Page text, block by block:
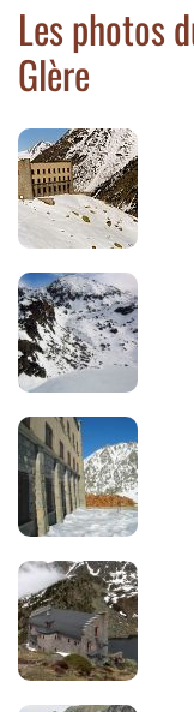
Les photos
Glère